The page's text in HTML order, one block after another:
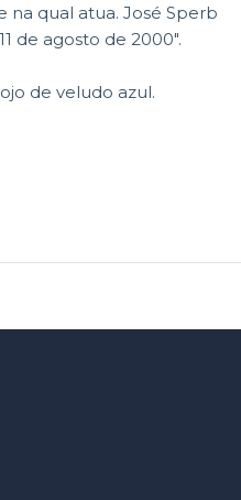
na qual atua. José Sperb
de agosto de 2000".
de veludo azul.